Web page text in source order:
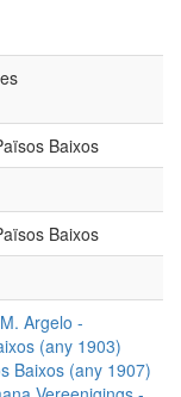
Baixos
Baixos
Argelo -
(any 1903)
Baixos (any 1907)